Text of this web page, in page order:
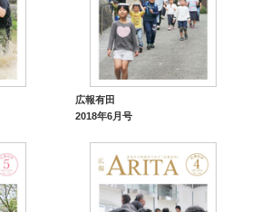
広報有田
2018年6月号